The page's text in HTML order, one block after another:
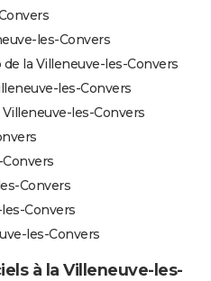
les-Convers
la Villeneuve-les-Convers
les-Convers
les-Convers
Convers
Convers
les-Convers
à la Villeneuve-les-